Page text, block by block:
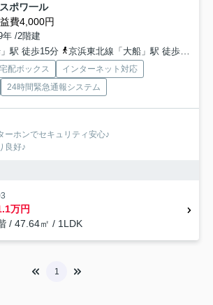
ポワ一ル
費4,000円
年 /2階建
駅 徒歩15分
京浜東北線「大船」駅 徒歩15分
宅配ボックス
インターネット対応
24時間緊急通報システム
ーホンでセキュリティ安心♪
良好♪
万円
/ 47.64㎡ / 1LDK
1